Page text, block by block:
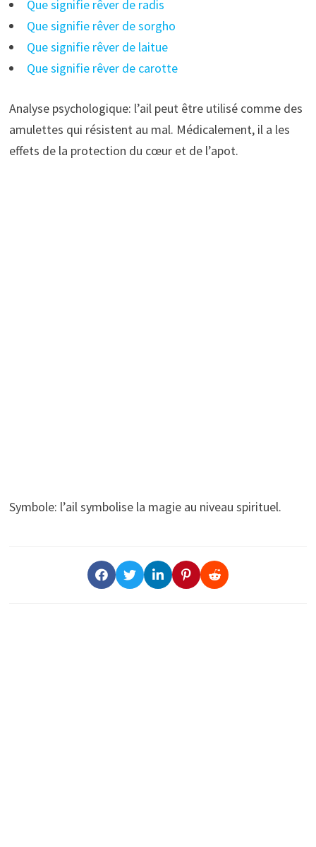
Que signifie rêver de radis
Que signifie rêver de sorgho
Que signifie rêver de laitue
Que signifie rêver de carotte
Analyse psychologique: l’ail peut être utilisé comme des
amulettes qui résistent au mal. Médicalement, il a les
effets de la protection du cœur et de l’apot.
Symbole: l’ail symbolise la magie au niveau spirituel.